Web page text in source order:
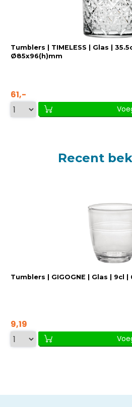
Tumblers | TIMELESS | Glas |
Ø85x96(h)mm
61,-
Recent
Tumblers | GIGOGNE | Glas | 9cl
9,19